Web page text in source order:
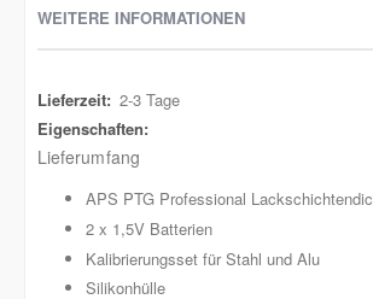
WEITERE INFORMATIONEN
Weitere
Informationen
2-3 Tage
Lieferumfang
APS PTG Professional
2 x 1,5V Batterien
Kalibrierungsset für Stahl und Alu
Silikonhülle